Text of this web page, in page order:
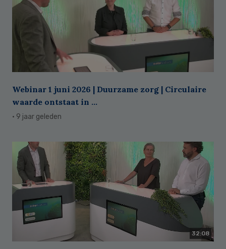
Webinar 1 juni 2026 | Duurzame zorg | Circulaire
waarde ontstaat in ...
· 9 jaar geleden
32:08